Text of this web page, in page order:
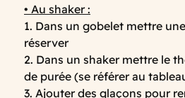
• Au shaker :
1. Dans un gobelet mettre
réserver
2. Dans un shaker mettre le
de purée (se référer au
3. Ajouter des glaçons pour